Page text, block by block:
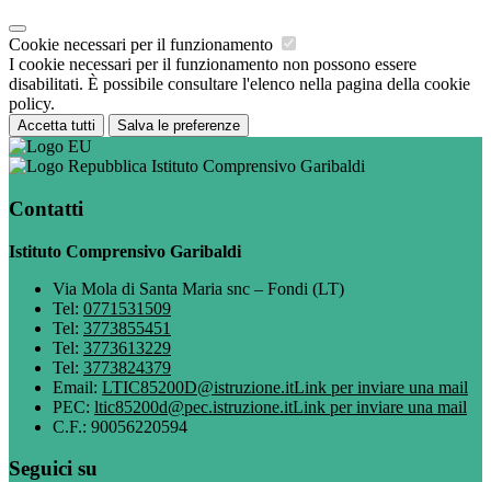
Cookie necessari per il funzionamento
I cookie necessari per il funzionamento non possono essere
disabilitati. È possibile consultare l'elenco nella pagina della cookie
policy.
Accetta tutti Salva le preferenze
Istituto Comprensivo Garibaldi
Contatti
Istituto Comprensivo Garibaldi
Via Mola di Santa Maria snc – Fondi (LT)
Tel: 0771531509
Tel: 3773855451
Tel: 3773613229
Tel: 3773824379
Email: LTIC85200D@istruzione.itLink per inviare una mail
PEC: ltic85200d@pec.istruzione.itLink per inviare una mail
C.F.: 90056220594
Seguici su